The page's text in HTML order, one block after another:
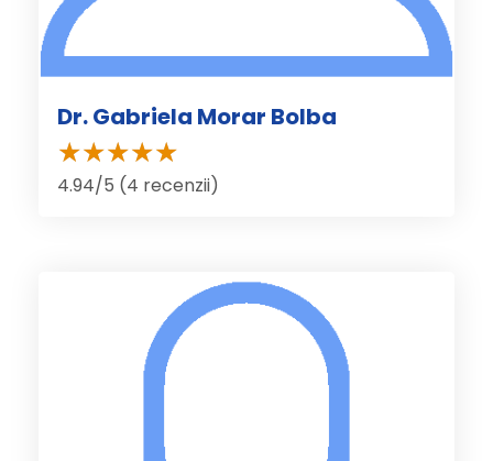
Dr. Gabriela Morar Bolba
4.94/5 (4 recenzii)